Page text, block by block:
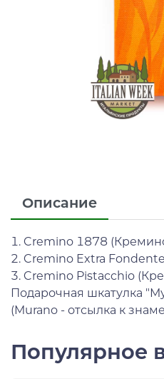
Описание
1. Cremino 1878
2. Cremino Extra
3. Cremino Pistacchio
Подарочная шкатулка
(Murano - отсылка к
Популярное